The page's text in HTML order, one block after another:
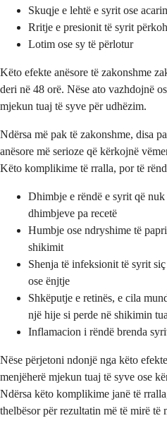
Skuqje e lehtë e syrit ose
Rritje e presionit të syrit
Lotim ose sy të përlotur
Këto efekte anësore të zakonshme
deri në 48 orë. Nëse ato vazhdojnë
mjekun tuaj të syve për udhëzim.
Ndërsa më pak të zakonshme, disa
anësore më serioze që kërkojnë
Këto komplikime të rralla, por të
Dhimbje e rëndë e syrit që nuk
dhimbjeve pa recetë
Humbje ose ndryshime të
shikimit
Shenja të infeksionit të syrit
ose ënjtje
Shkëputje e retinës, e cila
një hije si perde në shikimin
Inflamacion i rëndë brenda
Nëse përjetoni ndonjë nga këto
menjëherë mjekun tuaj të syve ose
Ndërsa këto komplikime janë të
thelbësor për rezultatin më të mirë të